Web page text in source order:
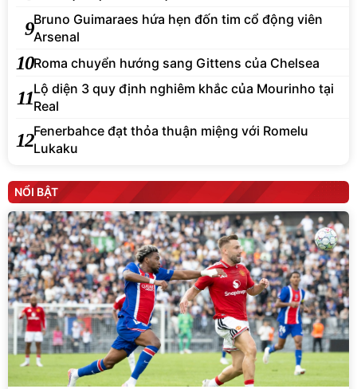
9Bruno Guimaraes hứa hẹn đốn tim cổ động viên
Arsenal
10Roma chuyển hướng sang Gittens của Chelsea
11Lộ diện 3 quy định nghiêm khắc của Mourinho tại
Real
12Fenerbahce đạt thỏa thuận miệng với Romelu
Lukaku
NỔI BẬT